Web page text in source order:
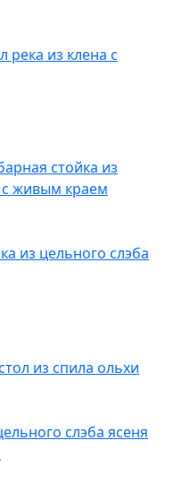
река из клена с
из цельного слэба
слэба ясеня